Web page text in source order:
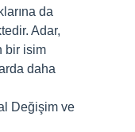
da
Adar,
bir isim
daha
Değişim ve